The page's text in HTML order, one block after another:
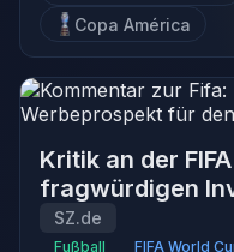
Copa América
Kritik an der
fragwürdigen
SZ.de
Fußball FIFA World